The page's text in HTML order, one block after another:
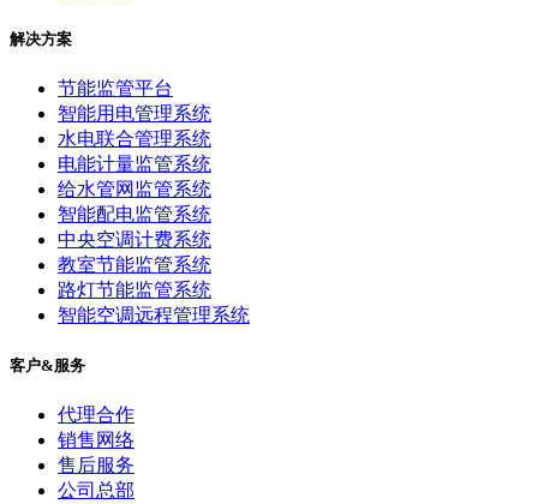
解决方案
节能监管平台
智能用电管理系统
水电联合管理系统
电能计量监管系统
给水管网监管系统
智能配电监管系统
中央空调计费系统
教室节能监管系统
路灯节能监管系统
智能空调远程管理系统
客户&服务
代理合作
销售网络
售后服务
公司总部